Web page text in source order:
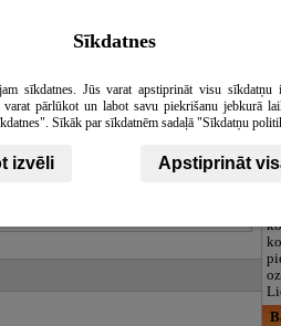
Sīkdatnes
sīkdatnes. Jūs varat apstiprināt visu sīkdatņu
pārlūkot un labot savu piekrišanu jebkurā
Sīkāk par sīkdatnēm sadaļā "Sīkdatņu
izvēli Apstiprināt